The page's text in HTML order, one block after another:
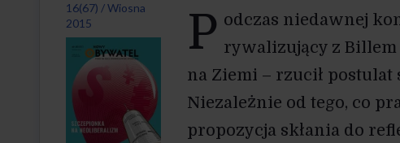
P odczas niedawnej
rywalizujący z Billem
na Ziemi – rzucił
Niezależnie od tego, co
propozycja skłania do
16(67) / Wiosna
2015
" alt="">